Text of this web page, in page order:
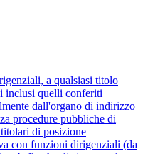
a qualsiasi titolo
inclusi quelli conferiti
dall'organo di indirizzo
procedure pubbliche di
di posizione
con funzioni dirigenziali (da